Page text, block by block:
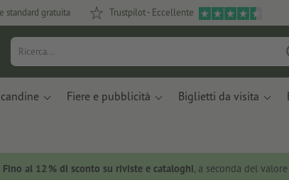
standard gratuita Trustpilot - Eccellente
Fiere e pubblicità Biglietti da visita
Fino al 12 % di sconto su riviste e cataloghi, a seconda del